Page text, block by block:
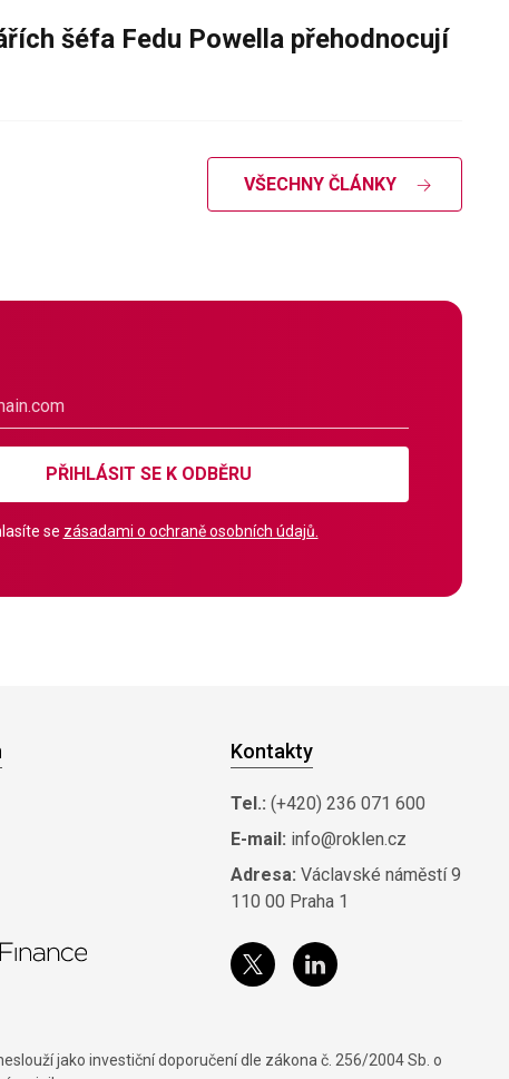
šéfa Fedu Powella přehodnocují
VŠECHNY ČLÁNKY
PŘIHLÁSIT SE K ODBĚRU
se zásadami o ochraně osobních údajů.
Kontakty
Tel.: (+420) 236 071 600
E-mail: info@roklen.cz
Adresa: Václavské náměstí 9
110 00 Praha 1
jako investiční doporučení dle zákona č. 256/2004 Sb. o